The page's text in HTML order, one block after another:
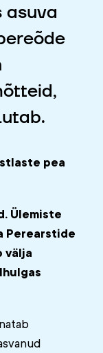
asuva
pea
Ülemiste
Perearstide
välja